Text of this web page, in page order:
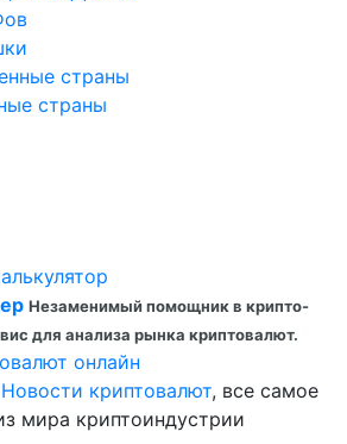
страны
страны
Незаменимый помощник в крипто-
для анализа рынка криптовалют.
онлайн
криптовалют, все самое
мира криптоиндустрии